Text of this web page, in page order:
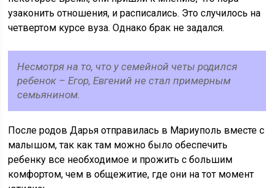
узаконить отношения, и расписались. Это случилось на
четвертом курсе вуза. Однако брак не задался.
Несмотря на то, что у семейной четы родился
ребенок – Егор, Евгений не стал примерным
семьянином.
После родов Дарья отправилась в Мариуполь вместе с
малышом, так как там можно было обеспечить
ребенку все необходимое и прожить с большим
комфортом, чем в общежитие, где они на тот момент